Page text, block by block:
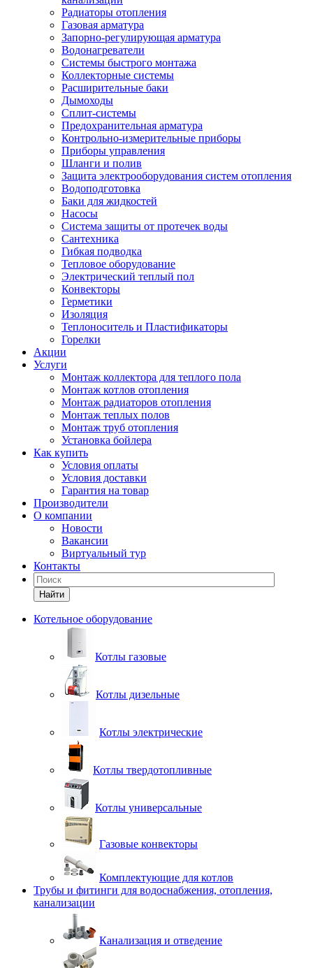
Радиаторы отопления
Газовая арматура
Запорно-регулирующая арматура
Водонагреватели
Системы быстрого монтажа
Коллекторные системы
Расширительные баки
Дымоходы
Сплит-системы
Предохранительная арматура
Контрольно-измерительные приборы
Приборы управления
Шланги и полив
Защита электрооборудования систем отопления
Водоподготовка
Баки для жидкостей
Насосы
Система защиты от протечек воды
Сантехника
Гибкая подводка
Тепловое оборудование
Электрический теплый пол
Конвекторы
Герметики
Изоляция
Теплоноситель и Пластификаторы
Горелки
Акции
Услуги
Монтаж коллектора для теплого пола
Монтаж котлов отопления
Монтаж радиаторов отопления
Монтаж теплых полов
Монтаж труб отопления
Установка бойлера
Как купить
Условия оплаты
Условия доставки
Гарантия на товар
Производители
О компании
Новости
Вакансии
Виртуальный тур
Контакты
Найти
Котельное оборудование
Котлы газовые
Котлы дизельные
Котлы электрические
Котлы твердотопливные
Котлы универсальные
Газовые конвекторы
Комплектующие для котлов
Трубы и фитинги для водоснабжения, отопления,
канализации
Канализация и отведение